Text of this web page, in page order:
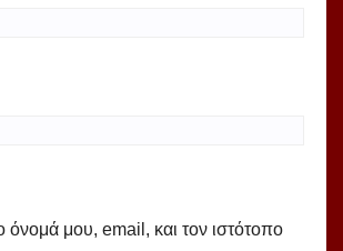
μου, email, και τον ιστότοπο